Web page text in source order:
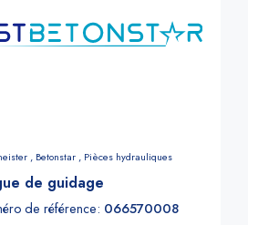
, Betonstar , Pièces hydrauliques
de guidage
de référence: 066570008